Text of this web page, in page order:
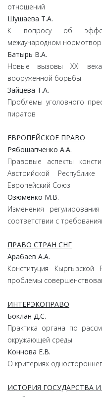
отношений
Шушаева Т.А.
К вопросу об
международном
Батырь В.А.
Новые вызовы XXI
вооруженной борьбы
Зайцева Т.А.
Проблемы уголовного
пиратов
ЕВРОПЕЙСКОЕ ПРАВО
Рябошапченко А.А.
Правовые аспекты
Австрийской
Европейский Союз
Озюменко М.В.
Изменения
соответствии с
ПРАВО СТРАН СНГ
Арабаев А.А.
Конституция
проблемы
ИНТЕРЭКОПРАВО
Боклан Д.С.
Практика органа по
окружающей среды
Коннова Е.В.
О критериях
ИСТОРИЯ ГОСУДАРСТВА